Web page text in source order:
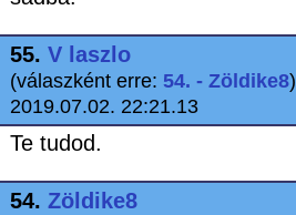
55. V laszlo
(válaszként erre: 54. - Zöldike8)
2019.07.02. 22:21.13
Te tudod.
54. Zöldike8